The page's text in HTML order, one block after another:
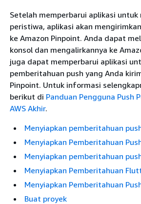
Setelah memperbarui aplikasi untuk
peristiwa, aplikasi akan
ke Amazon Pinpoint. Anda dapat
konsol dan mengalirkannya ke
juga dapat memperbarui aplikasi
pemberitahuan push yang Anda
Pinpoint. Untuk informasi
berikut di Panduan Pengguna Push
AWS Akhir.
Menyiapkan pemberitahuan
Menyiapkan Pemberitahuan
Menyiapkan pemberitahuan
Menyiapkan Pemberitahuan
Menyiapkan Pemberitahuan
Buat proyek